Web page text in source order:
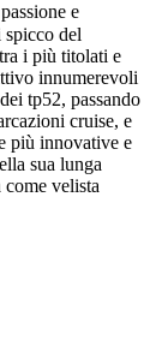
e
spicco del
i più titolati e
innumerevoli
tp52, passando
cruise, e
più innovative e
sua lunga
come velista